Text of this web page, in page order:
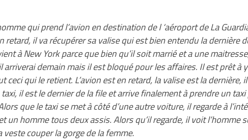
qui prend l’avion en destination de l ‘aéroport de La
retard, il va récupérer sa valise qui est bien entendu la dernière
à New York parce que bien qu’il soit marrié et a une
arriverai demain mais il est bloqué pour les affaires. Il est prêt à
ceci qui le retient. L’avion est en retard, la valise est la dernière,
il est le dernier de la file et arrive finalement à prendre un
que le taxi se met à côté d’une autre voiture, il regarde à
un homme tous deux assis. Alors qu’il regarde, il voit l’homme
veste couper la gorge de la femme.